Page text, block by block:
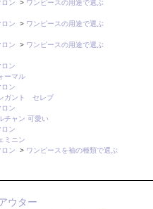
ン > ワンピースの用途で選ぶ
ン
> ワンピースの用途で選ぶ
ン
> ワンピースの用途で選ぶ
ン
ーマル
ン
ガント セレブ
ン
チャン 可愛い
ン
ミニン
ン
> ワンピースを袖の種類で選ぶ
ウター